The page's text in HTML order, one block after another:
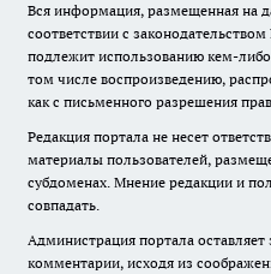
Вся информация, размещенная на
соответствии с
подлежит использованию кем-
том числе воспроизведению,
как с письменного разрешения
Редакция портала не несет
материалы пользователей,
субдоменах. Мнение редакции и
совпадать.
Администрация портала
комментарии, исходя из